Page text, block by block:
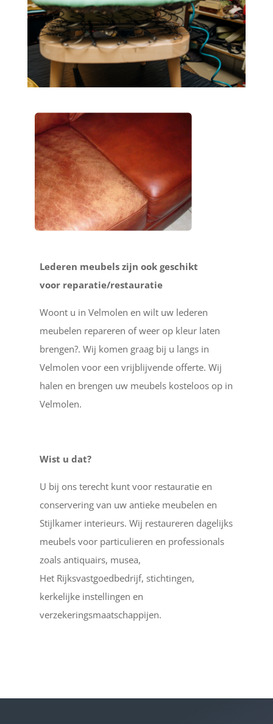
Lederen meubels zijn ook geschikt
voor reparatie/restauratie
Woont u in Velmolen en wilt uw lederen
meubelen repareren of weer op kleur laten
brengen?. Wij komen graag bij u langs in
Velmolen voor een vrijblijvende offerte. Wij
halen en brengen uw meubels kosteloos op in
Velmolen.
Wist u dat?
U bij ons terecht kunt voor restauratie en
conservering van uw antieke meubelen en
Stijlkamer interieurs. Wij restaureren dagelijks
meubels voor particulieren en professionals
zoals antiquairs, musea,
Het Rijksvastgoedbedrijf, stichtingen,
kerkelijke instellingen en
verzekeringsmaatschappijen.